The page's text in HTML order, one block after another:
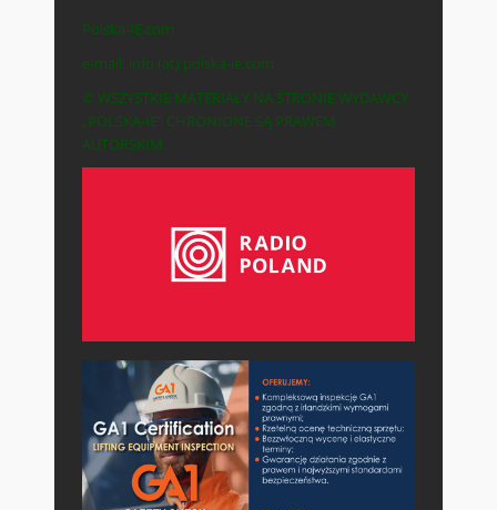
Polska-IE.com
e-mail: info (at) polska-ie.com
© WSZYSTKIE MATERIAŁY NA STRONIE WYDAWCY
„POLSKA-IE” CHRONIONE SĄ PRAWEM
AUTORSKIM.